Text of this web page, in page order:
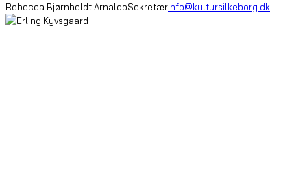
Rebecca Bjørnholdt ArnaldoSekretærinfo@kultursilkeborg.dk